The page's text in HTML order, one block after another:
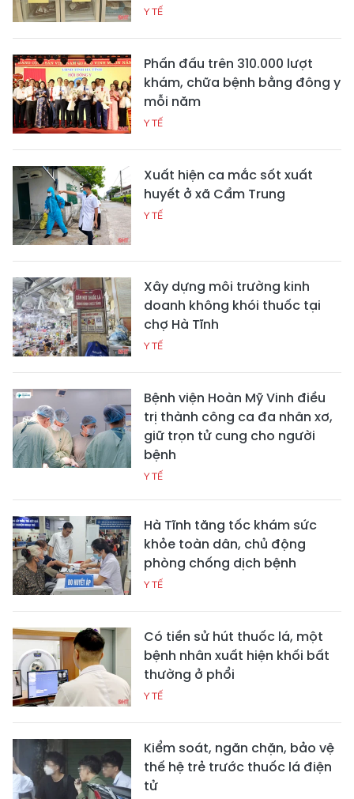
Y TẾ
Phấn đấu trên 310.000 lượt
khám, chữa bệnh bằng đông y
mỗi năm
Y TẾ
Xuất hiện ca mắc sốt xuất
huyết ở xã Cẩm Trung
Y TẾ
Xây dựng môi trường kinh
doanh không khói thuốc tại
chợ Hà Tĩnh
Y TẾ
Bệnh viện Hoàn Mỹ Vinh điều
trị thành công ca đa nhân xơ,
giữ trọn tử cung cho người
bệnh
Y TẾ
Hà Tĩnh tăng tốc khám sức
khỏe toàn dân, chủ động
phòng chống dịch bệnh
Y TẾ
Có tiền sử hút thuốc lá, một
bệnh nhân xuất hiện khối bất
thường ở phổi
Y TẾ
Kiểm soát, ngăn chặn, bảo vệ
thế hệ trẻ trước thuốc lá điện
tử